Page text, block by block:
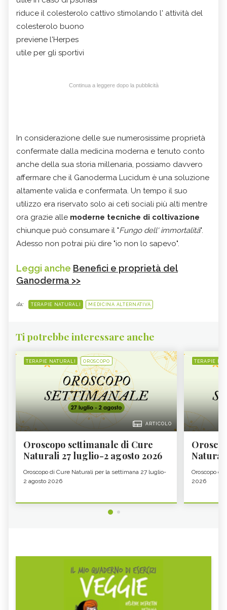
riduce il colesterolo cattivo stimolando l' attività del
colesterolo buono
previene l'Herpes
utile per gli sportivi
Continua a leggere dopo la pubblicità
In considerazione delle sue numerosissime proprietà
confermate dalla medicina moderna e tenuto conto
anche della sua storia millenaria, possiamo davvero
affermare che il Ganoderma Lucidum è una soluzione
altamente valida e confermata. Un tempo il suo
utilizzo era riservato solo ai ceti sociali più alti mentre
ora grazie alle moderne tecniche di coltivazione
chiunque può consumare il "Fungo dell' immortalità".
Adesso non potrai più dire "io non lo sapevo".
Leggi anche Benefici e proprietà del
Ganoderma >>
da: TERAPIE NATURALI MEDICINA ALTERNATIVA
Ti potrebbe interessare anche
TERAPIE NATURALI OROSCOPO
ARTICOLO
Oroscopo settimanale di Cure
Naturali 27 luglio-2 agosto 2026
Oroscopo di Cure Naturali per la settimana 27 luglio-
2 agosto 2026
TERAPIE
Oroscopo di
2026